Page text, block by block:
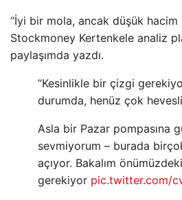
“İyi bir mola, ancak düşük
Stockmoney Kertenkele analiz
paylaşımda yazdı.
“Kesinlikle bir çizgi
durumda, henüz çok hevesli
Asla bir Pazar pompasına
sevmiyorum – burada
açıyor. Bakalım
gerekiyor pic.twitter.com/